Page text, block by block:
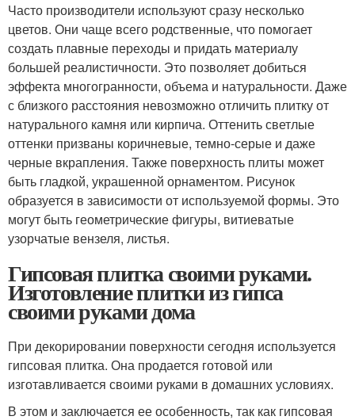
Часто производители используют сразу несколько
цветов. Они чаще всего родственные, что помогает
создать плавные переходы и придать материалу
большей реалистичности. Это позволяет добиться
эффекта многогранности, объема и натуральности. Даже
с близкого расстояния невозможно отличить плитку от
натурального камня или кирпича. Оттенить светлые
оттенки призваны коричневые, темно-серые и даже
черные вкрапления. Также поверхность плиты может
быть гладкой, украшенной орнаментом. Рисунок
образуется в зависимости от используемой формы. Это
могут быть геометрические фигуры, витиеватые
узорчатые вензеля, листья.
Гипсовая плитка своими руками.
Изготовление плитки из гипса
своими руками дома
При декорировании поверхности сегодня используется
гипсовая плитка. Она продается готовой или
изготавливается своими руками в домашних условиях.
В этом и заключается ее особенность, так как гипсовая